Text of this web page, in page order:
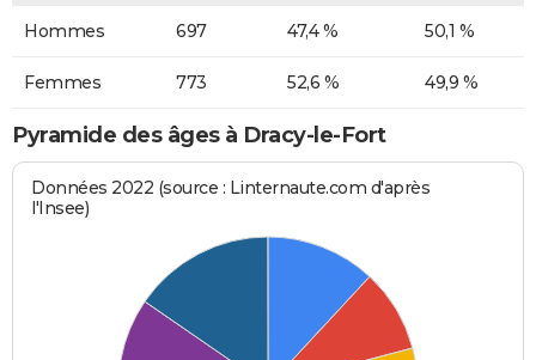
Hommes 697 47,4 % 50,1 %
Femmes 773 52,6 % 49,9 %
Pyramide des âges à Dracy-le-Fort
Données 2022 (source : Linternaute.com d'après
l'Insee)